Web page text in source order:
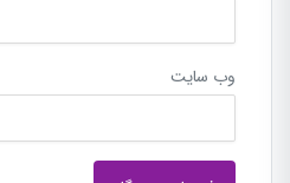
وب‌ سایت